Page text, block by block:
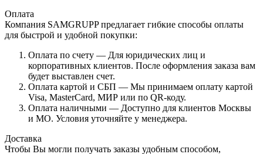
Оплата
Компания SAMGRUPP предлагает гибкие способы оплаты
для быстрой и удобной покупки:
Оплата по счету — Для юридических лиц и
корпоративных клиентов. После оформления заказа вам
будет выставлен счет.
Оплата картой и СБП — Мы принимаем оплату картой
Visa, MasterCard, МИР или по QR-коду.
Оплата наличными — Доступно для клиентов Москвы
и МО. Условия уточняйте у менеджера.
Доставка
Чтобы Вы могли получать заказы удобным способом,